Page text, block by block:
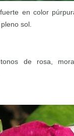
en color
sol.
de rosa,